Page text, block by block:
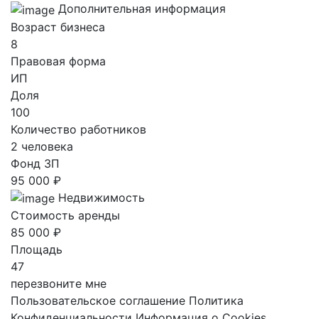
Дополнительная информация
Возраст бизнеса
8
Правовая форма
ИП
Доля
100
Количество работников
2 человека
Фонд ЗП
95 000 ₽
Недвижимость
Стоимость аренды
85 000 ₽
Площадь
47
перезвоните мне
Пользовательское соглашение Политика